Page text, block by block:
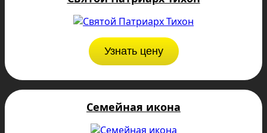
Узнать цену
Семейная икона